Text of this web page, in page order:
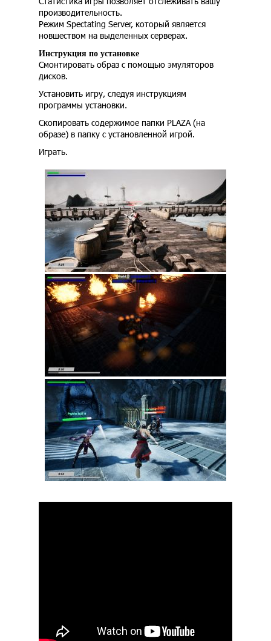
производительность.
Режим Spectating Server, который является
новшеством на выделенных серверах.
Инструкция по установке
Смонтировать образ с помощью эмуляторов
дисков.
Установить игру, следуя инструкциям
программы установки.
Скопировать содержимое папки PLAZA (на
образе) в папку с установленной игрой.
Играть.